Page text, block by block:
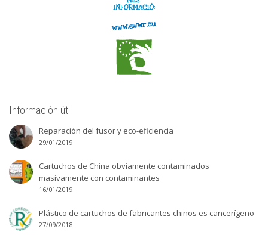
Información útil
Reparación del fusor y eco-eficiencia
29/01/2019
Cartuchos de China obviamente contaminados
masivamente con contaminantes
16/01/2019
Plástico de cartuchos de fabricantes chinos es cancerígeno
27/09/2018